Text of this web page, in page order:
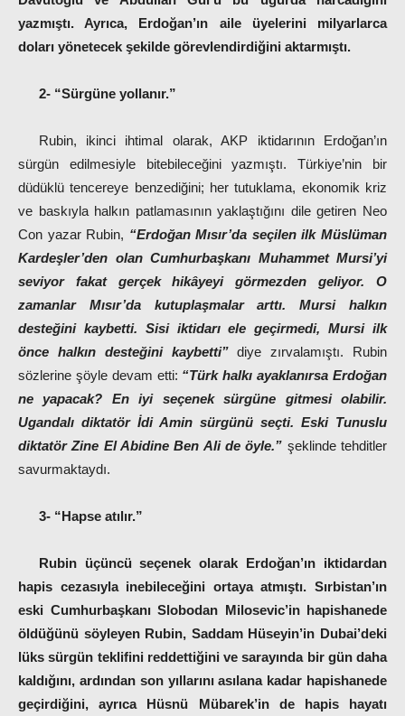
yazmıştı. Ayrıca, Erdoğan’ın aile üyelerini milyarlarca
doları yönetecek şekilde görevlendirdiğini aktarmıştı.
2- “Sürgüne yollanır.”
Rubin, ikinci ihtimal olarak, AKP iktidarının Erdoğan’ın
sürgün edilmesiyle bitebileceğini yazmıştı. Türkiye’nin bir
düdüklü tencereye benzediğini; her tutuklama, ekonomik kriz
ve baskıyla halkın patlamasının yaklaştığını dile getiren Neo
Con yazar Rubin, “Erdoğan Mısır’da seçilen ilk Müslüman
Kardeşler’den olan Cumhurbaşkanı Muhammet Mursi’yi
seviyor fakat gerçek hikâyeyi görmezden geliyor. O
zamanlar Mısır’da kutuplaşmalar arttı. Mursi halkın
desteğini kaybetti. Sisi iktidarı ele geçirmedi, Mursi ilk
önce halkın desteğini kaybetti”diye zırvalamıştı. Rubin
sözlerine şöyle devam etti: “Türk halkı ayaklanırsa Erdoğan
ne yapacak? En iyi seçenek sürgüne gitmesi olabilir.
Ugandalı diktatör İdi Amin sürgünü seçti. Eski Tunuslu
diktatör Zine El Abidine Ben Ali de öyle.” şeklinde tehditler
savurmaktaydı.
3- “Hapse atılır.”
Rubin üçüncü seçenek olarak Erdoğan’ın iktidardan
hapis cezasıyla inebileceğini ortaya atmıştı. Sırbistan’ın
eski Cumhurbaşkanı Slobodan Milosevic’in hapishanede
öldüğünü söyleyen Rubin, Saddam Hüseyin’in Dubai’deki
lüks sürgün teklifini reddettiğini ve sarayında bir gün daha
kaldığını, ardından son yıllarını asılana kadar hapishanede
geçirdiğini, ayrıca Hüsnü Mübarek’in de hapis hayatı